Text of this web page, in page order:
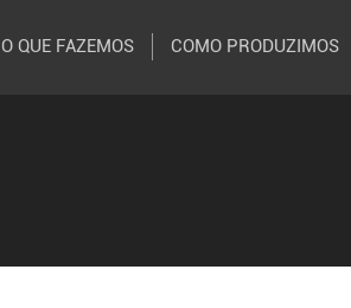
O QUE FAZEMOS COMO PRODUZIMOS